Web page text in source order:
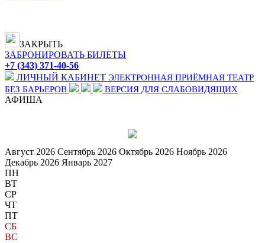
ЗАКРЫТЬ
ЗАБРОНИРОВАТЬ БИЛЕТЫ
+7 (343) 371-40-56
ЛИЧНЫЙ КАБИНЕТ ЭЛЕКТРОННАЯ ПРИЁМНАЯ ТЕАТР
БЕЗ БАРЬЕРОВ
ВЕРСИЯ ДЛЯ СЛАБОВИДЯЩИХ
АФИША
Август 2026 Сентябрь 2026 Октябрь 2026 Ноябрь 2026
Декабрь 2026 Январь 2027
ПН
ВТ
СР
ЧТ
ПТ
СБ
ВС